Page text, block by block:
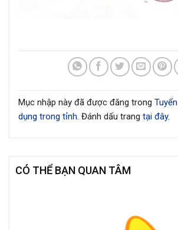
Mục nhập này đã được đăng trong
dụng trong tỉnh. Đánh dấu trang tại đây.
CÓ THỂ BẠN QUAN TÂM